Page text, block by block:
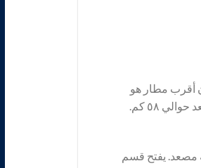
ضفة نهر ساحرة. إن أقرب مطار هو
إليها بواسطة مصعد. يفتح قسم